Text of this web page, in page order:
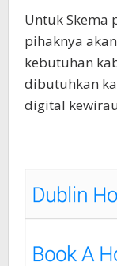
Untuk Skema
pihaknya
kebutuhan
dibutuhkan
digital